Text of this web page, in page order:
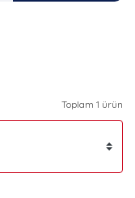
Toplam 1 ürün